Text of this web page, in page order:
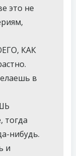
это не
КАК
в
тогда
нибудь.
и